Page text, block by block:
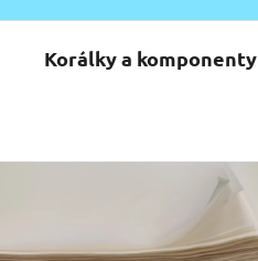
Korálky a komponenty